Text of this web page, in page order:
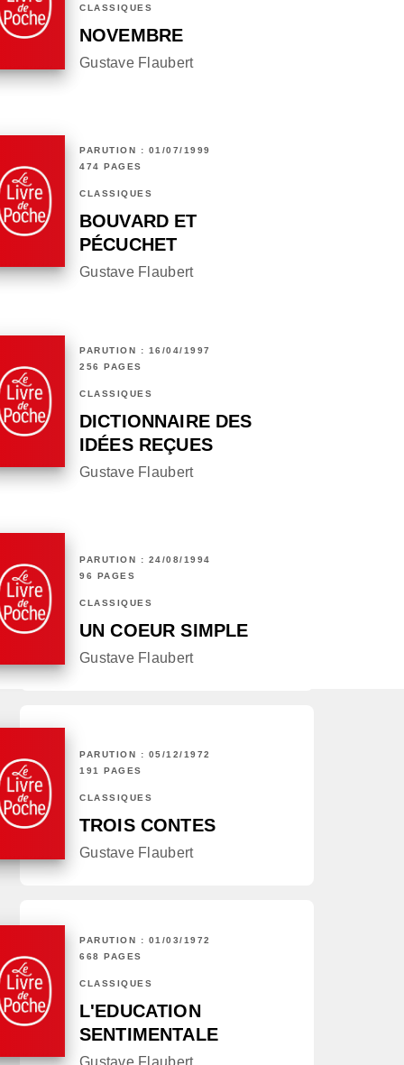
CLASSIQUES
NOVEMBRE
Gustave Flaubert
PARUTION : 01/07/1999
474 PAGES
CLASSIQUES
BOUVARD ET
PÉCUCHET
Gustave Flaubert
PARUTION : 16/04/1997
256 PAGES
CLASSIQUES
DICTIONNAIRE DES
IDÉES REÇUES
Gustave Flaubert
PARUTION : 24/08/1994
96 PAGES
CLASSIQUES
UN COEUR SIMPLE
Gustave Flaubert
PARUTION : 05/12/1972
191 PAGES
CLASSIQUES
TROIS CONTES
Gustave Flaubert
PARUTION : 01/03/1972
668 PAGES
CLASSIQUES
L'EDUCATION
SENTIMENTALE